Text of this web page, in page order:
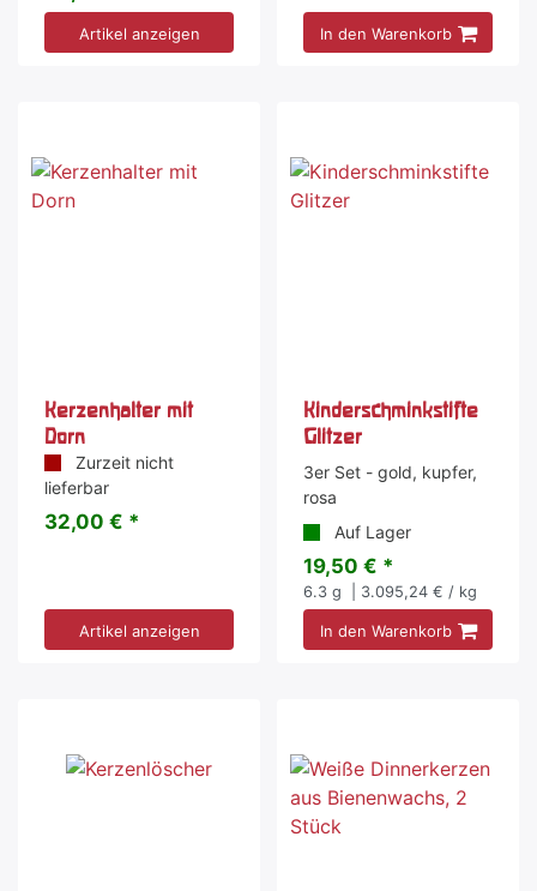
Artikel anzeigen In den Warenkorb
Kerzenhalter mit
Dorn
Zurzeit nicht
lieferbar
32,00 € *
Artikel anzeigen
Kinderschminkstifte
Glitzer
3er Set - gold, kupfer,
rosa
Auf Lager
19,50 € *
6.3 g | 3.095,24 € / kg
In den Warenkorb